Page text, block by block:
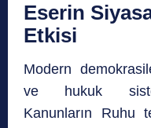
Eserin
Etkisi
Modern
ve hukuk
Kanunların Ruhu